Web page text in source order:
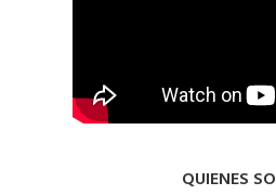
QUIENES